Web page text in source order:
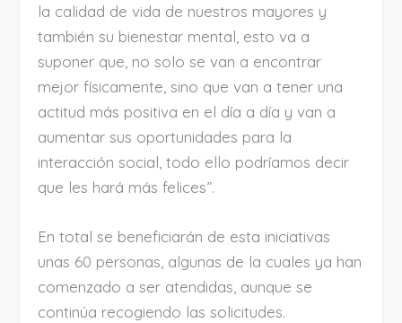
la calidad de vida de nuestros mayores y
también su bienestar mental, esto va a
suponer que, no solo se van a encontrar
mejor físicamente, sino que van a tener una
actitud más positiva en el día a día y van a
aumentar sus oportunidades para la
interacción social, todo ello podríamos decir
que les hará más felices”.
En total se beneficiarán de esta iniciativas
unas 60 personas, algunas de la cuales ya han
comenzado a ser atendidas, aunque se
continúa recogiendo las solicitudes.